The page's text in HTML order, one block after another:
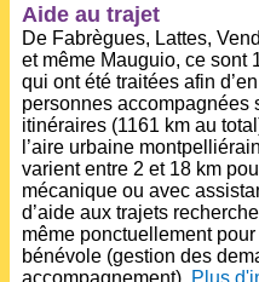
Aide au trajet
De Fabrègues, Lattes,
et même Mauguio, ce sont
qui ont été traitées afin
personnes accompagnées
itinéraires (1161 km au
l’aire urbaine
varient entre 2 et 18 km
mécanique ou avec
d’aide aux trajets
même ponctuellement
bénévole (gestion des
accompagnement). Plus